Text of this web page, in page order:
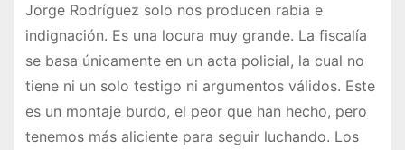
Jorge Rodríguez solo nos producen rabia e
indignación. Es una locura muy grande. La fiscalía
se basa únicamente en un acta policial, la cual no
tiene ni un solo testigo ni argumentos válidos. Este
es un montaje burdo, el peor que han hecho, pero
tenemos más aliciente para seguir luchando. Los